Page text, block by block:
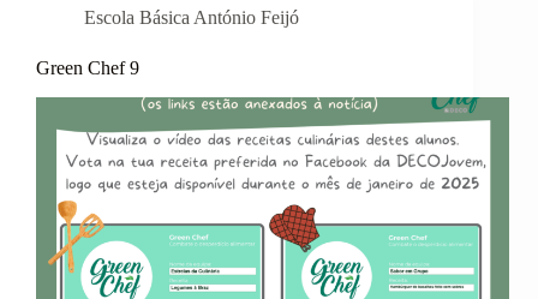
Escola Básica António Feijó
Green Chef 9